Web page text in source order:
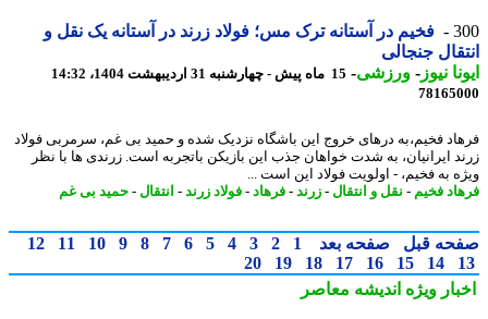
فخیم در آستانه ترک مس؛ فولاد زرند در آستانه یک نقل و
جنجالی
نیوز-ورزشی-15 ماه پیش - چهارشنبه 31 اردیبهشت 1404، 14:32
فخیم،به درهای خروج این باشگاه نزدیک شده و حمید بی غم، سرمربی فولاد
ایرانیان، به شدت خواهان جذب این بازیکن باتجربه است. زرندی ها با نظر
به فخیم، - اولویت فولاد این است ...
فخیم-نقل و انتقال-زرند - فرهاد-فولاد زرند - انتقال-حمید بی غم
قبل صفحه بعد 1
2
3
4
5
6
7
8
9
10
11
12
14
15
16
17
18
19
20
ویژهاندیشه معاصر